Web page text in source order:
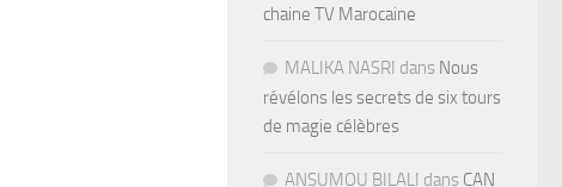
chaine TV Marocaine
MALIKA NASRI dans Nous
révélons les secrets de six tours
de magie célèbres
ANSUMOU BILALI dans CAN